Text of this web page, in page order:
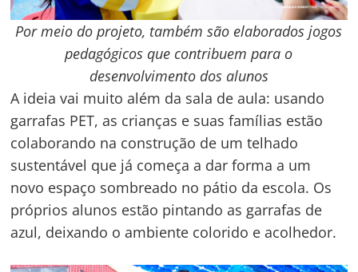
Por meio do projeto, também são elaborados jogos
pedagógicos que contribuem para o
desenvolvimento dos alunos
A ideia vai muito além da sala de aula: usando
garrafas PET, as crianças e suas famílias estão
colaborando na construção de um telhado
sustentável que já começa a dar forma a um
novo espaço sombreado no pátio da escola. Os
próprios alunos estão pintando as garrafas de
azul, deixando o ambiente colorido e acolhedor.